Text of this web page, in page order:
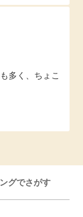
多く、ちょこ
グでさがす